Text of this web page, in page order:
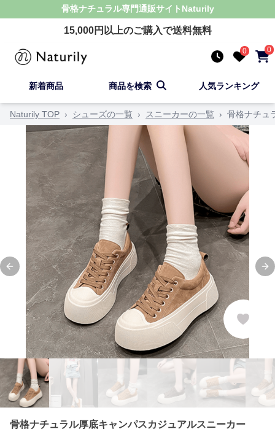
骨格ナチュラル専門通販サイト Naturily
15,000円以上のご購入で送料無料
0 0
新着商品 商品を検索 人気ランキング
Naturily TOP › シューズの一覧 › スニーカーの一覧 › 骨格ナチュ
Previous slide
骨格ナチュラル厚底キャンパスカジュアルスニーカー